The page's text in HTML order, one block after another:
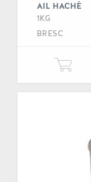
AIL HACHÉ
1KG
BRESC